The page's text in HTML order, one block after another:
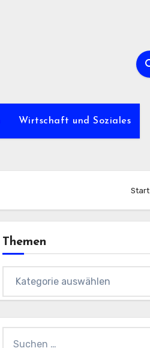
Wirtschaft und Soziales
Start
Themen